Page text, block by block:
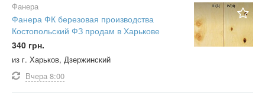
Фанера
Фанера ФК березовая производства
Костопольский ФЗ продам в Харькове
340 грн.
из г. Харьков, Дзержинский
Вчера 8:00